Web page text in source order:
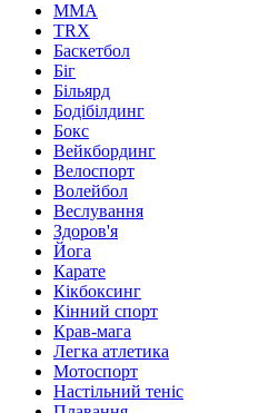
MMA
TRX
Баскетбол
Біг
Більярд
Бодібілдинг
Бокс
Вейкбординг
Велоспорт
Волейбол
Веслування
Здоров'я
Йога
Карате
Кікбоксинг
Кінний спорт
Крав-мага
Легка атлетика
Мотоспорт
Настільний теніс